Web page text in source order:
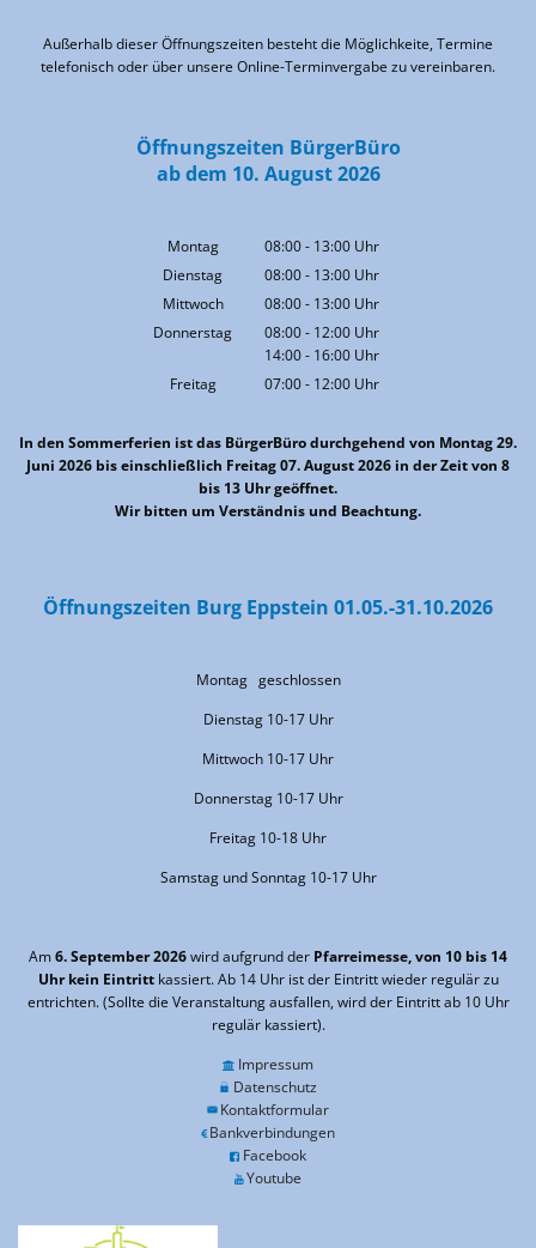
Außerhalb dieser Öffnungszeiten besteht die Möglichkeite, Termine
telefonisch oder über unsere Online-Terminvergabe zu vereinbaren.
Öffnungszeiten BürgerBüro
ab dem 10. August 2026
Montag 08:00- 13:00 Uhr
Von 08:00 bis 13:00 Uhr
Dienstag 08:00- 13:00 Uhr
Von 08:00 bis 13:00 Uhr
Mittwoch 08:00- 13:00 Uhr
Von 08:00 bis 13:00 Uhr
Donnerstag 08:00- 12:00 Uhr
Von 08:00 bis 12:00 Uhr
14:00- 16:00 Uhr
Von 14:00 bis 16:00 Uhr
Freitag 07:00- 12:00 Uhr
In den Sommerferien ist das BürgerBüro durchgehend von Montag 29.
Juni 2026 bis einschließlich Freitag 07. August 2026 in der Zeit von 8
bis 13 Uhr geöffnet.
Wir bitten um Verständnis und Beachtung.
Öffnungszeiten Burg Eppstein 01.05.-31.10.2026
Montag geschlossen
Dienstag 10-17 Uhr
Mittwoch 10-17 Uhr
Donnerstag 10-17 Uhr
Freitag 10-18 Uhr
Samstag und Sonntag 10-17 Uhr
Am6. September 2026wird aufgrund der Pfarreimesse, von 10 bis 14
Uhr kein Eintrittkassiert. Ab 14 Uhr ist der Eintritt wieder regulär zu
entrichten. (Sollte die Veranstaltung ausfallen, wird der Eintritt ab 10 Uhr
regulär kassiert).
Impressum
Datenschutz
Kontaktformular
Bankverbindungen
Facebook
Youtube